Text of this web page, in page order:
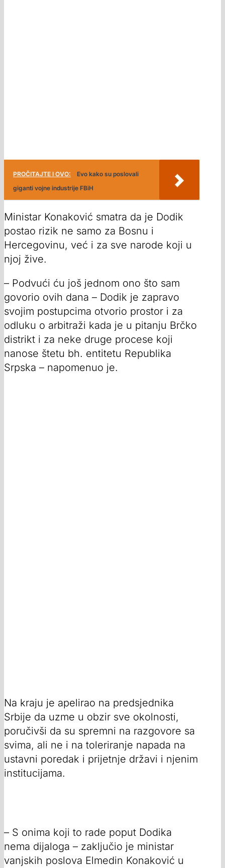
PROČITAJTE I OVO:
Evo kako su poslovali
giganti vojne industrije FBiH
Ministar Konaković smatra da je Dodik
postao rizik ne samo za Bosnu i
Hercegovinu, već i za sve narode koji u
njoj žive.
– Podvući ću još jednom ono što sam
govorio ovih dana – Dodik je zapravo
svojim postupcima otvorio prostor i za
odluku o arbitraži kada je u pitanju Brčko
distrikt i za neke druge procese koji
nanose štetu bh. entitetu Republika
Srpska – napomenuo je.
Na kraju je apelirao na predsjednika
Srbije da uzme u obzir sve okolnosti,
poručivši da su spremni na razgovore sa
svima, ali ne i na toleriranje napada na
ustavni poredak i prijetnje državi i njenim
institucijama.
– S onima koji to rade poput Dodika
nema dijaloga – zaključio je ministar
vanjskih poslova Elmedin Konaković u